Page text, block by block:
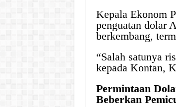
Kepala Ekonom
penguatan dolar
berkembang,
“Salah satunya
kepada Kontan,
Permintaan
Beberkan